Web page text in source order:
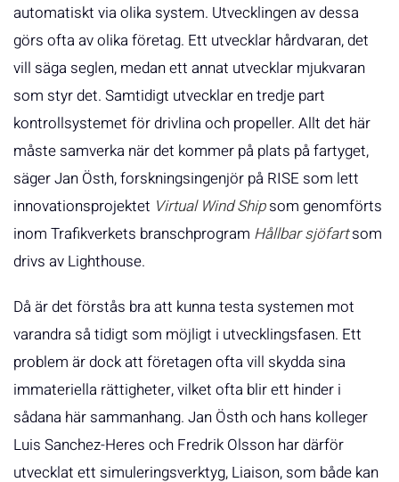
automatiskt via olika system. Utvecklingen av dessa
görs ofta av olika företag. Ett utvecklar hårdvaran, det
vill säga seglen, medan ett annat utvecklar mjukvaran
som styr det. Samtidigt utvecklar en tredje part
kontrollsystemet för drivlina och propeller. Allt det här
måste samverka när det kommer på plats på fartyget,
säger Jan Östh, forskningsingenjör på RISE som lett
innovationsprojektet Virtual Wind Shipsom genomförts
inom Trafikverkets branschprogram Hållbar sjöfartsom
drivs av Lighthouse.
Då är det förstås bra att kunna testa systemen mot
varandra så tidigt som möjligt i utvecklingsfasen. Ett
problem är dock att företagen ofta vill skydda sina
immateriella rättigheter, vilket ofta blir ett hinder i
sådana här sammanhang. Jan Östh och hans kolleger
Luis Sanchez-Heres och Fredrik Olsson har därför
utvecklat ett simuleringsverktyg, Liaison, som både kan